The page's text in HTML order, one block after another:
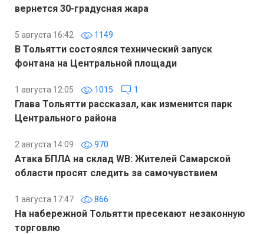
вернется 30-градусная жара
5 августа 16:42 1149
В Тольятти состоялся технический запуск
фонтана на Центральной площади
1 августа 12:05 1015 1
Глава Тольятти рассказал, как изменится парк
Центрального района
2 августа 14:09 970
Атака БПЛА на склад WB: Жителей Самарской
области просят следить за самочувствием
1 августа 17:47 866
На набережной Тольятти пресекают незаконную
торговлю